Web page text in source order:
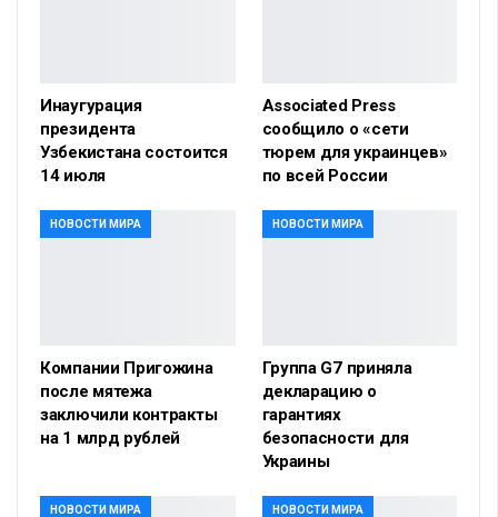
Инаугурация
президента
Узбекистана состоится
14 июля
Associated Press
сообщило о «сети
тюрем для украинцев»
по всей России
НОВОСТИ МИРА
Компании Пригожина
после мятежа
заключили контракты
на 1 млрд рублей
НОВОСТИ МИРА
Группа G7 приняла
декларацию о
гарантиях
безопасности для
Украины
НОВОСТИ МИРА НОВОСТИ МИРА